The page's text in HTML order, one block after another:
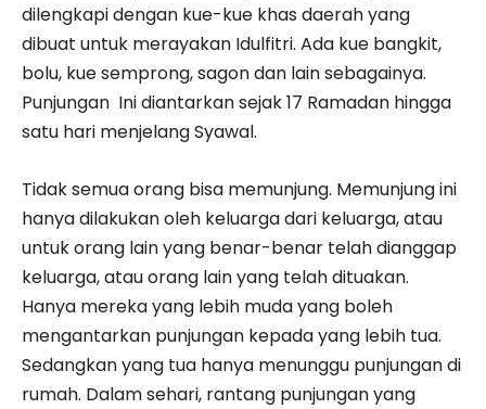
dilengkapi dengan kue-kue khas daerah yang
dibuat untuk merayakan Idulfitri. Ada kue bangkit,
bolu, kue semprong, sagon dan lain sebagainya.
Punjungan Ini diantarkan sejak 17 Ramadan hingga
satu hari menjelang Syawal.
Tidak semua orang bisa memunjung. Memunjung ini
hanya dilakukan oleh keluarga dari keluarga, atau
untuk orang lain yang benar-benar telah dianggap
keluarga, atau orang lain yang telah dituakan.
Hanya mereka yang lebih muda yang boleh
mengantarkan punjungan kepada yang lebih tua.
Sedangkan yang tua hanya menunggu punjungan di
rumah. Dalam sehari, rantang punjungan yang